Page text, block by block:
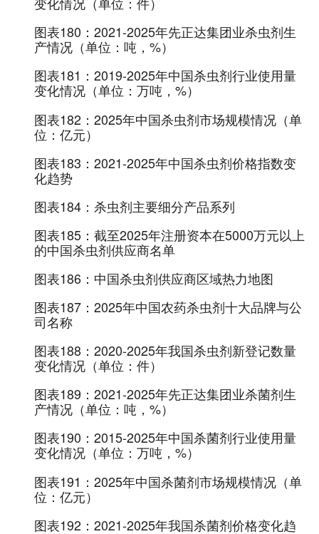
图表180： 2021-2025年先正达集团业杀虫剂生
产情况（单位：吨，%）
图表181： 2019-2025年中国杀虫剂行业使用量
变化情况（单位：万吨，%）
图表182： 2025年中国杀虫剂市场规模情况（单
位：亿元）
图表183： 2021-2025年中国杀虫剂价格指数变
化趋势
图表184： 杀虫剂主要细分产品系列
图表185： 截至2025年注册资本在5000万元以上
的中国杀虫剂供应商名单
图表186： 中国杀虫剂供应商区域热力地图
图表187： 2025年中国农药杀虫剂十大品牌与公
司名称
图表188： 2020-2025年我国杀虫剂新登记数量
变化情况（单位：件）
图表189： 2021-2025年先正达集团业杀菌剂生
产情况（单位：吨，%）
图表190： 2015-2025年中国杀菌剂行业使用量
变化情况（单位：万吨，%）
图表191： 2025年中国杀菌剂市场规模情况（单
位：亿元）
图表192： 2021-2025年我国杀菌剂价格变化趋